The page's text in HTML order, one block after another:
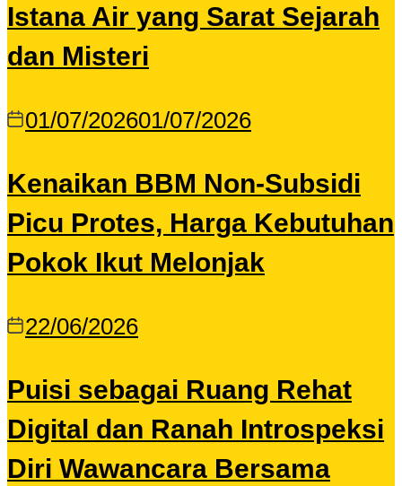
Istana Air yang Sarat Sejarah
dan Misteri
01/07/202601/07/2026
Kenaikan BBM Non-Subsidi
Picu Protes, Harga Kebutuhan
Pokok Ikut Melonjak
22/06/2026
Puisi sebagai Ruang Rehat
Digital dan Ranah Introspeksi
Diri Wawancara Bersama